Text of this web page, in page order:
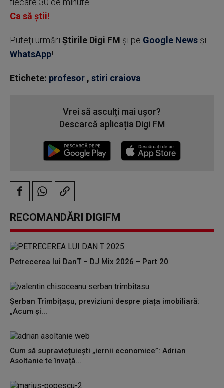
Ca să știi!
Puteţi urmări Știrile Digi FM şi pe Google News şi
WhatsApp!
Etichete: profesor , stiri craiova
Vrei să asculți mai ușor?
Descarcă aplicația Digi FM
RECOMANDĂRI DIGIFM
Petrecerea lui DanT – DJ Mix 2026 – Part 20
Șerban Trîmbițașu, previziuni despre piața imobiliară:
„Acum și...
Cum să supraviețuiești „iernii economice”: Adrian
Asoltanie te învață...